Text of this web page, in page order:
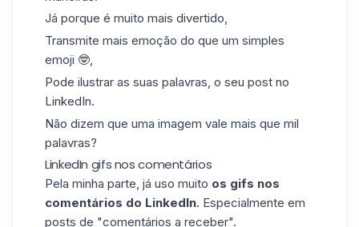
Já porque é muito mais divertido,
Transmite mais emoção do que um simples
emoji 🤓,
Pode ilustrar as suas palavras, o seu post no
LinkedIn.
Não dizem que uma imagem vale mais que mil
palavras?
LinkedIn gifs nos comentários
Pela minha parte, já uso muito os gifs nos
comentários do LinkedIn. Especialmente em
posts de "comentários a receber".